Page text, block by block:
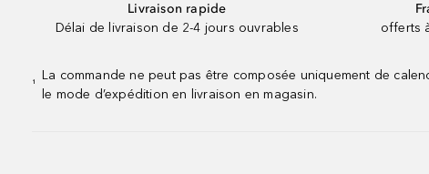
Livraison rapide
Délai de livraison de 2-4 jours ouvrables
offerts
¹
La commande ne peut pas être composée uniquement de
le mode d’expédition en livraison en magasin.